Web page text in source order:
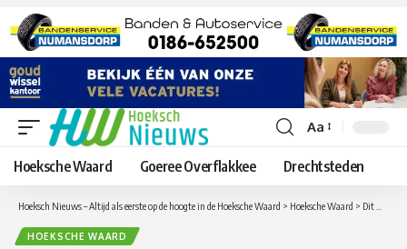
Lettergrootte
aanpassen
Aa
Hoeksche Waard Goeree Overflakkee Drechtsteden
Hoeksch Nieuws – Altijd als eerste op de hoogte in de Hoeksche Waard > Hoeksche Waard > Dit weekend: Afsluiting Haringvlietbrug A29 in de richting Bergen op Zoom – Rotterdam, van Hellegatsplein naar Numansdorp
HOEKSCHE WAARD